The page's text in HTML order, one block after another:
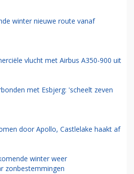
winter nieuwe route vanaf
vlucht met Airbus A350-900 uit
met Esbjerg: 'scheelt zeven
door Apollo, Castlelake haakt af
winter weer
zonbestemmingen